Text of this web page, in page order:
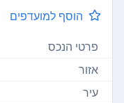
הוסף למועדפים
פרטי הנכס
אזור
עיר